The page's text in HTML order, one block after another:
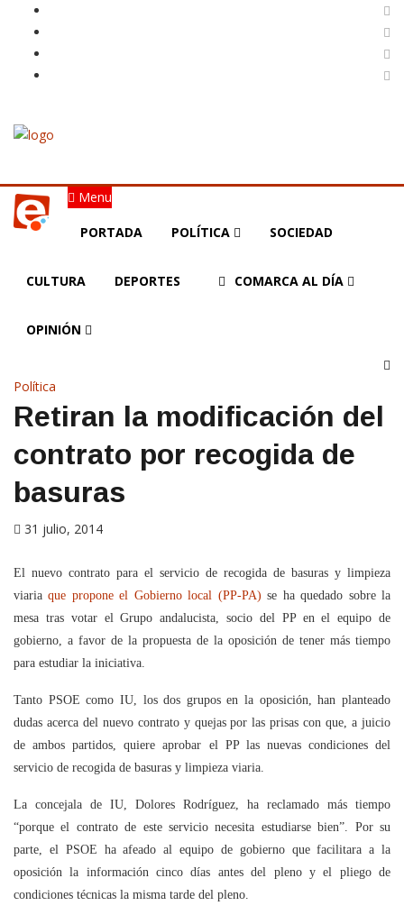
Menu
PORTADA POLÍTICA SOCIEDAD
CULTURA DEPORTES COMARCA AL DÍA
OPINIÓN
Política
Retiran la modificación del
contrato por recogida de
basuras
31 julio, 2014
El nuevo contrato para el servicio de recogida de basuras y limpieza
viariaque propone el Gobierno local (PP-PA) se ha quedado sobre la
mesa tras votar el Grupo andalucista, socio del PP en el equipo de
gobierno, a favor de la propuesta de la oposición de tener más tiempo
para estudiar la iniciativa.
Tanto PSOE como IU, los dos grupos en la oposición, han planteado
dudas acerca del nuevo contrato y quejas por las prisas con que, a juicio
de ambos partidos, quiere aprobar el PP las nuevas condiciones del
servicio de recogida de basuras y limpieza viaria.
La concejala de IU, Dolores Rodríguez, ha reclamado más tiempo
“porque el contrato de este servicio necesita estudiarse bien”. Por su
parte, el PSOE ha afeado al equipo de gobierno que facilitara a la
oposición la información cinco días antes del pleno y el pliego de
condiciones técnicas la misma tarde del pleno.